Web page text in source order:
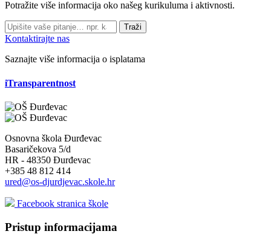
Potražite više informacija oko našeg kurikuluma i aktivnosti.
Traži
Kontaktirajte nas
Saznajte više informacija o isplatama
iTransparentnost
Osnovna škola Đurđevac
Basaričekova 5/d
HR - 48350 Đurđevac
+385 48 812 414
ured@os-djurdjevac.skole.hr
Facebook stranica škole
Pristup informacijama